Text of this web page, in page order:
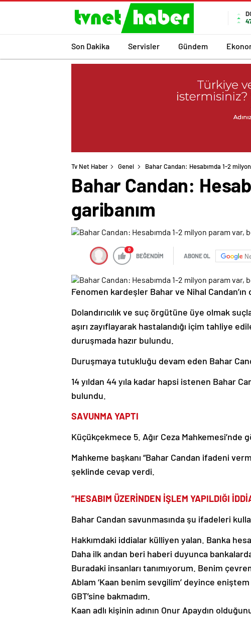
Son Dakika Servisler Gündem
Tv Net Haber Genel Bahar Candan: Hesabımda 1-2
Bahar Candan:
garibanım
0
BEĞENDİM ABONE OL
Fenomen kardeşler Bahar ve Nihal Candan’ın
Dolandırıcılık ve suç örgütüne üye olmak
aşırı zayıflayarak hastalandığı içim tahliye
duruşmada hazır bulundu.
Duruşmaya tutukluğu devam eden Bahar
14 yıldan 44 yıla kadar hapsi istenen Bahar
bulundu.
SAVUNMA YAPTI
Küçükçekmece 5. Ağır Ceza
Mahkeme başkanı “Bahar Candan ifadeni
şeklinde cevap verdi.
“HESABIM ÜZERİNDEN İŞLEM YAPILDIĞI
Bahar Candan savunmasında şu ifadeleri
Hakkımdaki iddialar külliyen yalan. Banka
Daha ilk andan beri haberi duyunca
Buradaki insanları tanımıyorum. Benim
Ablam ‘Kaan benim sevgilim’ deyince
GBT’sine bakmadım.
Kaan adlı kişinin adının Onur Apaydın